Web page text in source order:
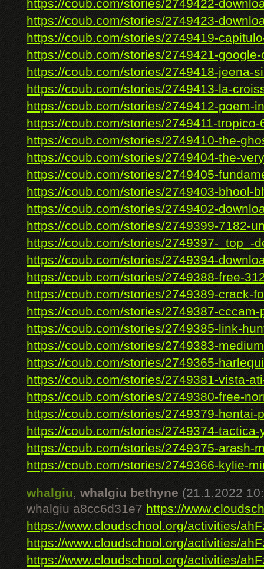
https://coub.com/stories/2749422-
https://coub.com/stories/2749423-
https://coub.com/stories/2749419-
https://coub.com/stories/2749421-
https://coub.com/stories/2749418-jeena-
https://coub.com/stories/2749413-la-
https://coub.com/stories/2749412-poem-
https://coub.com/stories/2749411-tropico-
https://coub.com/stories/2749410-the-
https://coub.com/stories/2749404-the-
https://coub.com/stories/2749405-
https://coub.com/stories/2749403-bhool-
https://coub.com/stories/2749402-
https://coub.com/stories/2749399-7182-
https://coub.com/stories/2749397-_top_-
https://coub.com/stories/2749394-
https://coub.com/stories/2749388-free-
https://coub.com/stories/2749389-crack-
https://coub.com/stories/2749387-cccam-
https://coub.com/stories/2749385-link-
https://coub.com/stories/2749383-
https://coub.com/stories/2749365-
https://coub.com/stories/2749381-vista-
https://coub.com/stories/2749380-free-
https://coub.com/stories/2749379-hentai-
https://coub.com/stories/2749374-tactica-
https://coub.com/stories/2749375-arash-
https://coub.com/stories/2749366-kylie-
whalgiu, whalgiu bethyne (21.1.2022
whalgiu a8cc6d31e7 https://
https://www.cloudschool.org/activities/
https://www.cloudschool.org/activities/
https://www.cloudschool.org/activities/